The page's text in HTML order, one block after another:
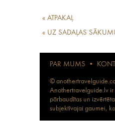
« ATPAKAĻ
« UZ SADAĻAS
PAR MUMS •
©
Anothertravelguide.lv ir
pārbaudītas un
subjektīvajai gaumei,